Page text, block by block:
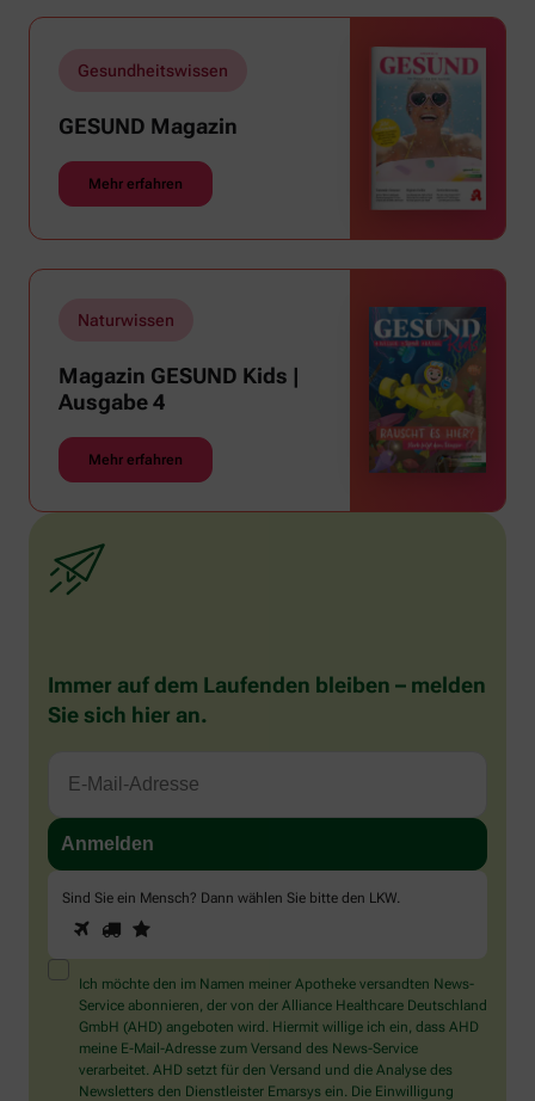
Gesundheitswissen
GESUND Magazin
Mehr erfahren
Naturwissen
Magazin GESUND Kids |
Ausgabe 4
Mehr erfahren
Immer auf dem Laufenden bleiben – melden
Sie sich hier an.
Sind Sie ein Mensch? Dann wählen Sie bitte den LKW
Sind
Sie
ein
Mensch?
Dann
wählen
Sie
bitte
den
1 2
Ich möchte den im Namen meiner Apotheke versandten News-
Service abonnieren, der von der Alliance Healthcare Deutschland
GmbH (AHD) angeboten wird. Hiermit willige ich ein, dass AHD
meine E-Mail-Adresse zum Versand des News-Service
verarbeitet. AHD setzt für den Versand und die Analyse des
Newsletters den Dienstleister Emarsys ein. Die Einwilligung